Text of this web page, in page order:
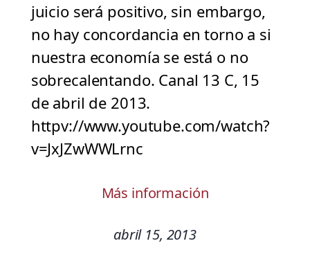
juicio será positivo, sin embargo,
no hay concordancia en torno a si
nuestra economía se está o no
sobrecalentando. Canal 13 C, 15
de abril de 2013.
httpv://www.youtube.com/watch?
v=JxJZwWWLrnc
Más información
abril 15, 2013